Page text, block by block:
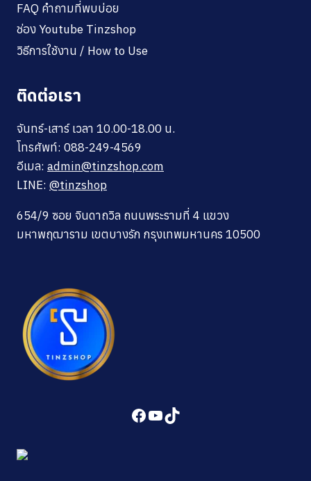
FAQ คำถามที่พบบ่อย
ช่อง Youtube Tinzshop
วิธีการใช้งาน / How to Use
ติดต่อเรา
จันทร์-เสาร์ เวลา 10.00-18.00 น.
โทรศัพท์: 088-249-4569
อีเมล: admin@tinzshop.com
LINE: @tinzshop
654/9 ซอย จินดาถวิล ถนนพระรามที่ 4 แขวง
มหาพฤฒาราม เขตบางรัก กรุงเทพมหานคร 10500
Facebook
YouTube
TikTok